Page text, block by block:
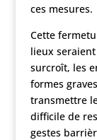
ces mesures.
Cette
lieux
surcroît, les
formes
transmettre
difficile de
gestes